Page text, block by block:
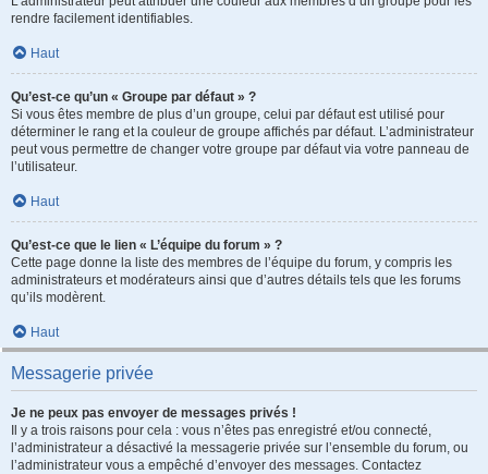
rendre facilement identifiables.
Haut
Qu’est-ce qu’un « Groupe par défaut » ?
Si vous êtes membre de plus d’un groupe, celui par défaut est utilisé pour
déterminer le rang et la couleur de groupe affichés par défaut. L’administrateur
peut vous permettre de changer votre groupe par défaut via votre panneau de
l’utilisateur.
Haut
Qu’est-ce que le lien « L’équipe du forum » ?
Cette page donne la liste des membres de l’équipe du forum, y compris les
administrateurs et modérateurs ainsi que d’autres détails tels que les forums
qu’ils modèrent.
Haut
Messagerie privée
Je ne peux pas envoyer de messages privés !
Il y a trois raisons pour cela : vous n’êtes pas enregistré et/ou connecté,
l’administrateur a désactivé la messagerie privée sur l’ensemble du forum, ou
l’administrateur vous a empêché d’envoyer des messages. Contactez